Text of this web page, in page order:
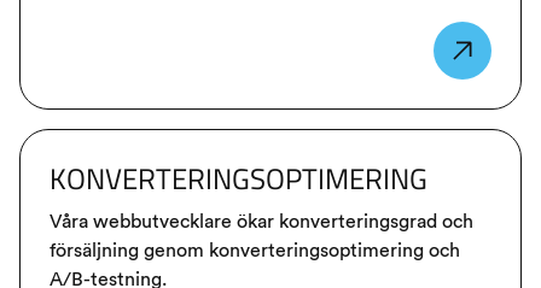
KONVERTERINGSOPTIMERING
Våra webbutvecklare ökar konverteringsgrad och
försäljning genom konverteringsoptimering och
A/B-testning.